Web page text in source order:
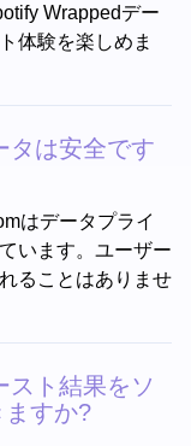
Wrappedデー
体験を楽しめま
タは安全です
はデータプライ
います。ユーザー
ることはありませ
スト結果をソ
すか?